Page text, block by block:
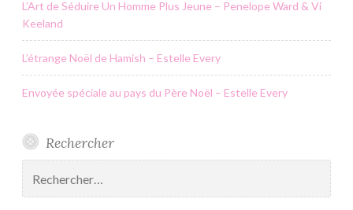
L’Art de Séduire Un Homme Plus Jeune – Penelope Ward & Vi
Keeland
L’étrange Noël de Hamish – Estelle Every
Envoyée spéciale au pays du Père Noël – Estelle Every
Rechercher